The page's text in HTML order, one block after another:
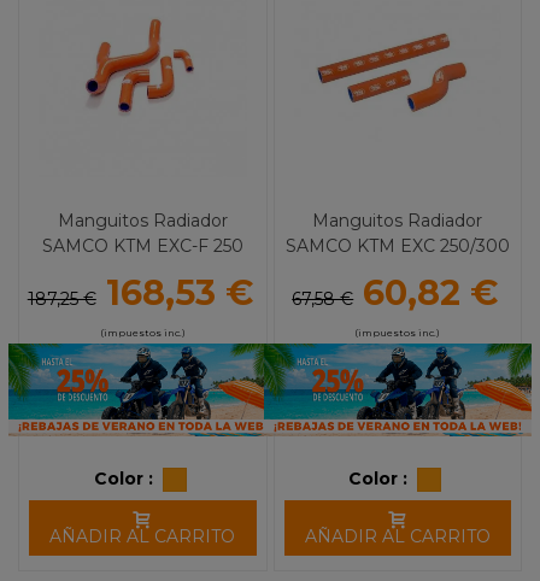
Manguitos Radiador
SAMCO KTM EXC-F 250
Y
187,25 € 168,53 €
(impuestos inc.)
Color :
AÑADIR AL CARRITO
Manguitos Radiador
SAMCO KTM EXC 250/300
67,58 € 60,82 €
(impuestos inc.)
Color :
AÑADIR AL CARRITO